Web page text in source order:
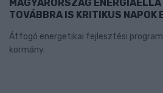
MAGYARORSZÁG
TOVÁBBRA IS KRITIKUS NAPOK
Átfogó energetikai fejlesztési
kormány.